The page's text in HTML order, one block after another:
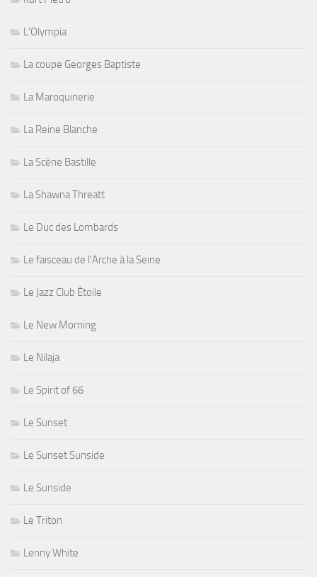
L'Olympia
La coupe Georges Baptiste
La Maroquinerie
La Reine Blanche
La Scène Bastille
La Shawna Threatt
Le Duc des Lombards
Le faisceau de l'Arche à la Seine
Le Jazz Club Étoile
Le New Morning
Le Nilaja
Le Spirit of 66
Le Sunset
Le Sunset Sunside
Le Sunside
Le Triton
Lenny White